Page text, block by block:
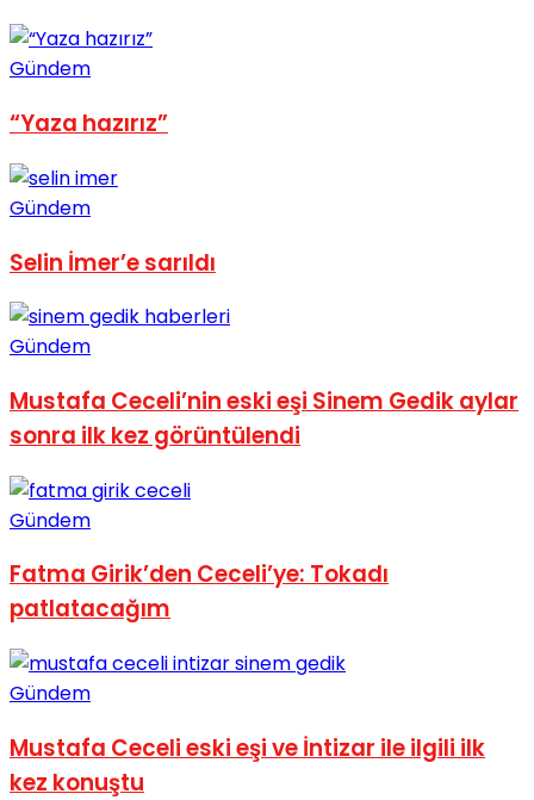
No Result
View All Result
Gündem
“Yaza hazırız”
Gündem
Selin İmer’e sarıldı
Gündem
Mustafa Ceceli’nin eski eşi Sinem Gedik aylar
sonra ilk kez görüntülendi
Gündem
Fatma Girik’den Ceceli’ye: Tokadı
patlatacağım
Gündem
Mustafa Ceceli eski eşi ve İntizar ile ilgili ilk
kez konuştu